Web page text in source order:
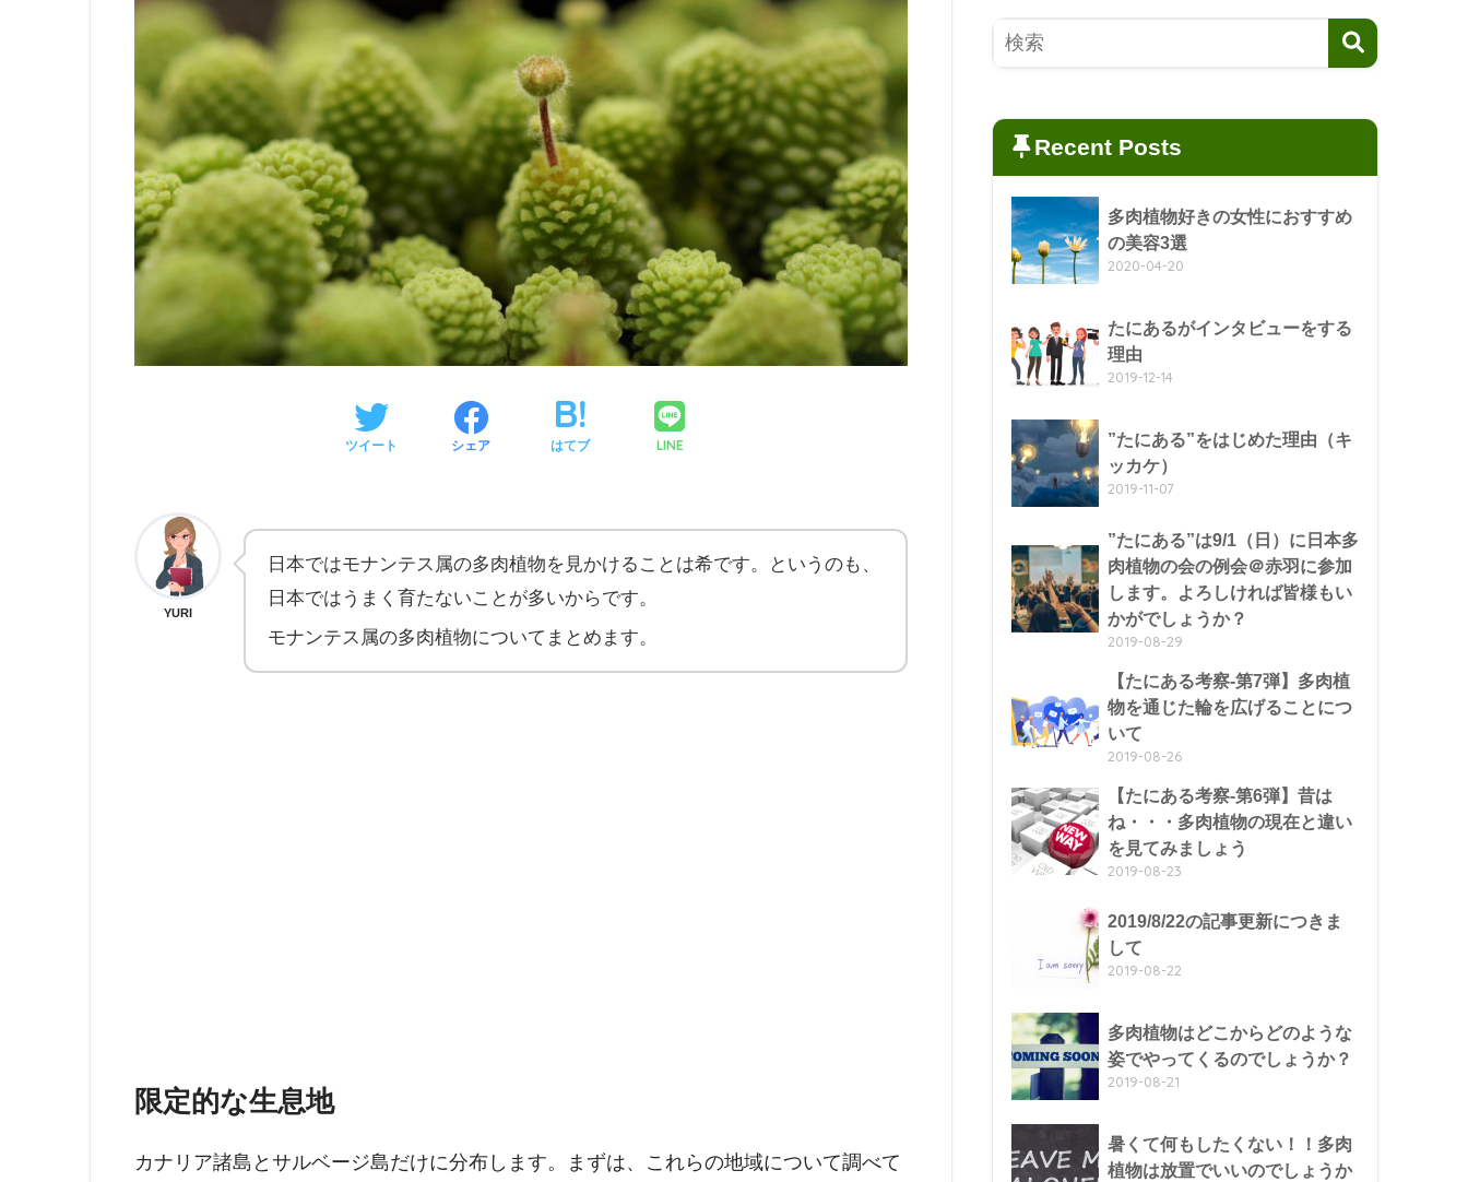
ツイート シェア はてブ LINE
YURI
日本ではモナンテス属の多肉植物を見かけることは希です。というのも、
日本ではうまく育たないことが多いからです。
モナンテス属の多肉植物についてまとめます。
限定的な生息地
カナリア諸島とサルベージ島だけに分布します。まずは、これらの地域について調べて
Recent Posts
多肉植物好きの女性におすすめ
の美容3選
2020-04-20
たにあるがインタビューをする
理由
2019-12-14
”たにある”をはじめた理由（キ
ッカケ）
2019-11-07
”たにある”は9/1（日）に日本多
肉植物の会の例会＠赤羽に参加
します。よろしければ皆様もい
かがでしょうか？
2019-08-29
【たにある考察-第7弾】多肉植
物を通じた輪を広げることにつ
いて
2019-08-26
【たにある考察-第6弾】昔は
ね・・・多肉植物の現在と違い
を見てみましょう
2019-08-23
2019/8/22の記事更新につきま
して
2019-08-22
多肉植物はどこからどのような
姿でやってくるのでしょうか？
2019-08-21
暑くて何もしたくない！！多肉
植物は放置でいいのでしょうか